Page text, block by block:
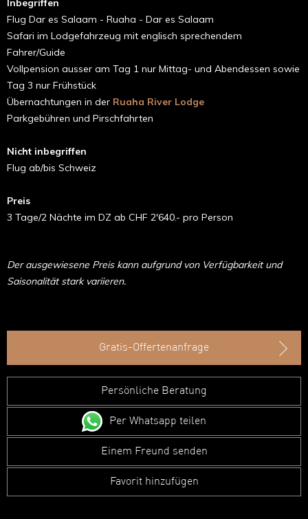
Inbegriffen
Flug Dar es Salaam - Ruaha - Dar es Salaam
Safari im Lodgefahrzeug mit englisch sprechendem
Fahrer/Guide
Vollpension ausser am Tag 1 nur Mittag- und Abendessen sowie
Tag 3 nur Frühstück
Übernachtungen in der Ruaha River Lodge
Parkgebühren und Pirschfahrten
Nicht inbegriffen
Flug ab/bis Schweiz
Preis
3 Tage/2 Nächte im DZ ab CHF 2'640.- pro Person
Der ausgewiesene Preis kann aufgrund von Verfügbarkeit und
Saisonalität stark variieren.
Gratis-Offertenanfrage
Persönliche Beratung
Per Whatsapp teilen
Einem Freund senden
Favorit hinzufügen